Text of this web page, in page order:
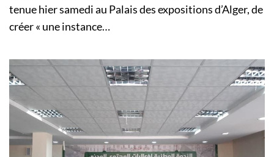
tenue hier samedi au Palais des expositions d’Alger, de
créer « une instance…